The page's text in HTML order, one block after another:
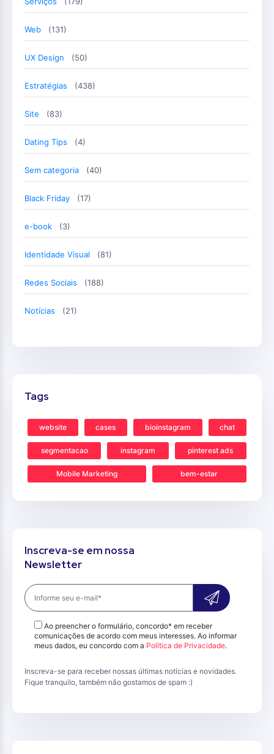
Web (131)
UX Design (50)
Estratégias (438)
Site (83)
Dating Tips (4)
Sem categoria (40)
Black Friday (17)
e-book (3)
Identidade Visual (81)
Redes Sociais (188)
Notícias (21)
Tags
website cases bioinstagram chat
segmentacao instagram pinterest ads
Mobile Marketing bem-estar
Inscreva-se em nossa
Newsletter
Ao preencher o formulário, concordo* em receber
comunicações de acordo com meus interesses. Ao informar
meus dados, eu concordo com a Política de Privacidade.
Inscreva-se para receber nossas últimas notícias e novidades.
Fique tranquilo, também não gostamos de spam :)